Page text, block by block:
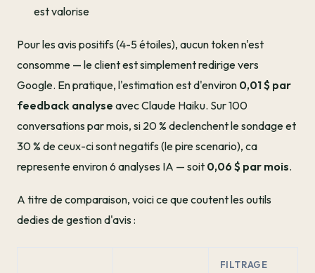
est valorise
Pour les avis positifs (4-5 étoiles), aucun token n'est
consomme — le client est simplement redirige vers
Google. En pratique, l'estimation est d'environ 0,01 $ par
feedback analyse avec Claude Haiku. Sur 100
conversations par mois, si 20 % declenchent le sondage et
30 % de ceux-ci sont negatifs (le pire scenario), ca
represente environ 6 analyses IA — soit 0,06 $ par mois.
A titre de comparaison, voici ce que coutent les outils
dedies de gestion d'avis :
FILTRAGE